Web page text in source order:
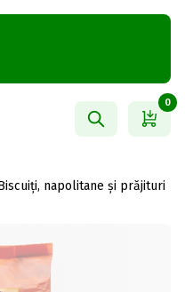
0
napolitane și prăjituri